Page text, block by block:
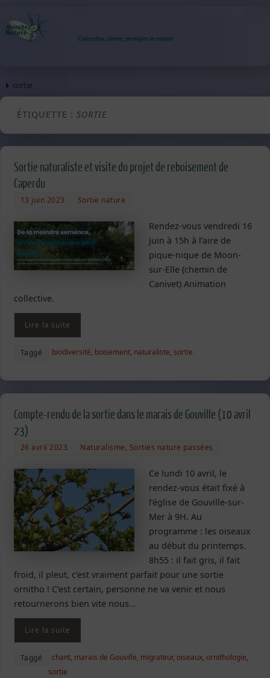
sortie
ÉTIQUETTE : SORTIE
Sortie naturaliste et visite du projet de reboisement de
Caperdu
13 juin 2023 Sortie nature
Rendez-vous vendredi 16
juin à 15h à l’aire de
pique-nique de Moon-
sur-Elle (chemin de
Canivet) Animation
collective.
Lire la suite
Taggé biodiversité, boisement, naturaliste,sortie
Compte-rendu de la sortie dans le marais de Gouville (10 avril
23)
26 avril 2023 Naturalisme, Sorties nature passées
Ce lundi 10 avril, le
rendez-vous était fixé à
l’église de Gouville-sur-
Mer à 9H. Au
programme : les oiseaux
au début du printemps.
8h55 : il fait gris, il fait
froid, il pleut, c’est vraiment parfait pour une sortie
ornitho ! C’est certain, personne ne va venir et nous
retournerons bien vite nous…
Lire la suite
Taggé chant, marais de Gouville, migrateur,oiseaux,ornithologie,
sortie